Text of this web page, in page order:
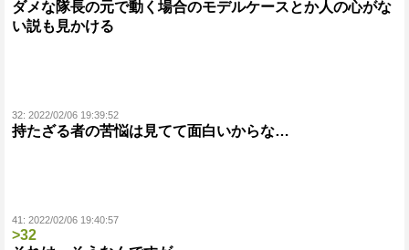
ダメな隊長の元で動く場合のモデルケースとか人の心がな
い説も見かける
32: 2022/02/06 19:39:52
持たざる者の苦悩は見てて面白いからな…
41: 2022/02/06 19:40:57
>32